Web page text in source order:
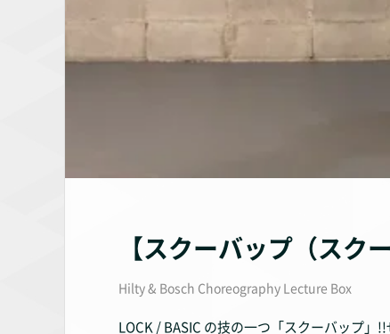
【スクーバップ（スク
Hilty & Bosch Choreography Lecture Box
LOCK / BASIC の技の一つ「スクーバップ